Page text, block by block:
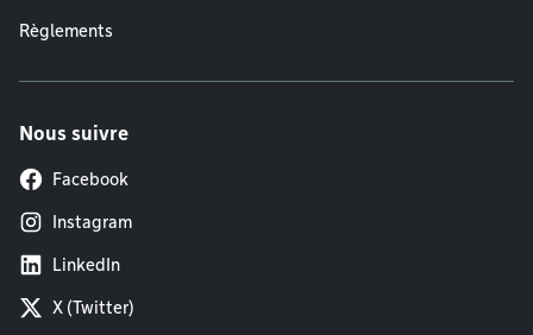
Règlements
Nous suivre
Facebook
Instagram
LinkedIn
X (Twitter)